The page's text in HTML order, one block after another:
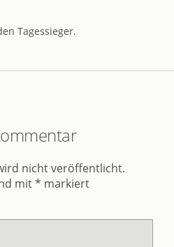
Tagessieger.
nicht veröffentlicht.
mit* markiert